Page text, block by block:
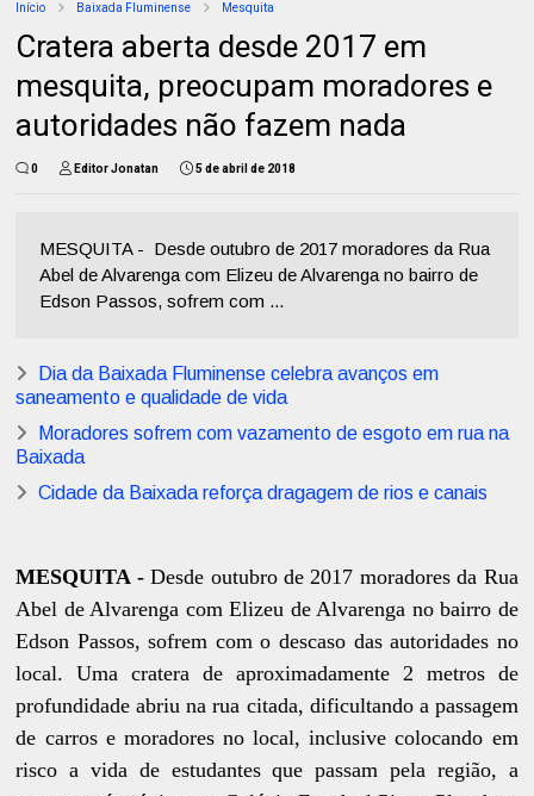
Início Baixada Fluminense Mesquita
Cratera aberta desde 2017 em
mesquita, preocupam moradores e
autoridades não fazem nada
0 Editor Jonatan 5 de abril de 2018
MESQUITA - Desde outubro de 2017 moradores da Rua
Abel de Alvarenga com Elizeu de Alvarenga no bairro de
Edson Passos, sofrem com ...
Dia da Baixada Fluminense celebra avanços em
saneamento e qualidade de vida
Moradores sofrem com vazamento de esgoto em rua na
Baixada
Cidade da Baixada reforça dragagem de rios e canais
MESQUITA -Desde outubro de 2017 moradores da Rua
Abel de Alvarenga com Elizeu de Alvarenga no bairro de
Edson Passos, sofrem com o descaso das autoridades no
local. Uma cratera de aproximadamente 2 metros de
profundidade abriu na rua citada, dificultando a passagem
de carros e moradores no local, inclusive colocando em
risco a vida de estudantes que passam pela região, a